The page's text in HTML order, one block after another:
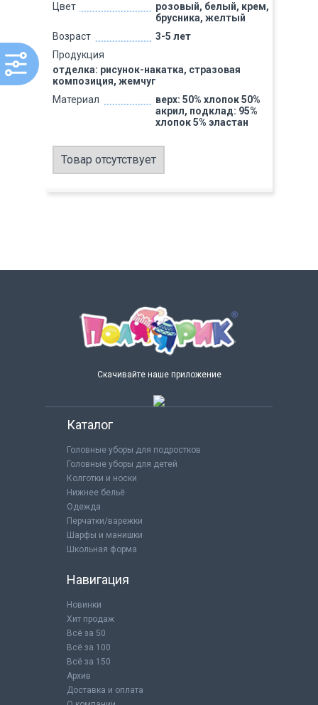
Цвет
розовый, белый, крем,
брусника, желтый
Возраст
3-5 лет
Продукция
отделка: рисунок-накатка, стразовая
композиция, жемчуг
Материал
верх: 50% хлопок 50%
акрил, подклад: 95%
хлопок 5% эластан
Товар отсутствует
Скачивайте наше приложение
Каталог
Головные уборы для подростков
Головные уборы для детей
Колготки и носки
Нижнее бельё
Одежда
Перчатки/варежки
Шарфы и манишки
Школьная форма
Навигация
Новинки
Хит продаж
Всё за 50
Всё за 100
Всё за 150
Архив
Доставка и оплата